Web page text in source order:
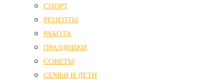
СПОРТ
РЕЦЕПТЫ
РАБОТА
ПРАЗДНИКИ
СОВЕТЫ
СЕМЬЯ И ДЕТИ